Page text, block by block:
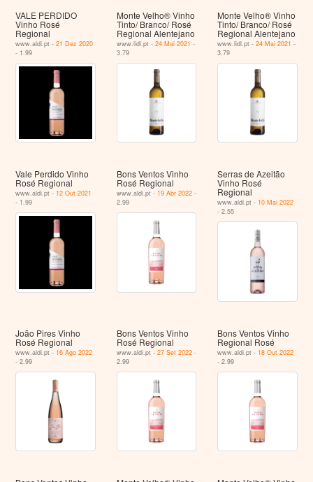
VALE PERDIDO
Vinho Rosé
Regional
www.aldi.pt -21 Dez 2020
- 1.99
Monte Velho® Vinho
Tinto/ Branco/ Rosé
Regional Alentejano
www.lidl.pt - 24 Mai 2021 -
3.79
Monte Velho® Vinho
Tinto/ Branco/ Rosé
Regional Alentejano
www.lidl.pt -24 Mai 2021 -
3.79
Vale Perdido Vinho
Rosé Regional
www.aldi.pt - 12 Out 2021
- 1.99
Bons Ventos Vinho
Rosé Regional
www.aldi.pt - 19 Abr 2022-
2.99
Serras de Azeitão
Vinho Rosé
Regional
www.aldi.pt - 10 Mai 2022
- 2.55
João Pires Vinho
Rosé Regional
www.aldi.pt - 16 Ago 2022
- 2.99
Bons Ventos Vinho
Rosé Regional
www.aldi.pt - 27 Set 2022-
2.99
Bons Ventos Vinho
Regional Rosé
www.aldi.pt - 18 Out 2022
- 2.99